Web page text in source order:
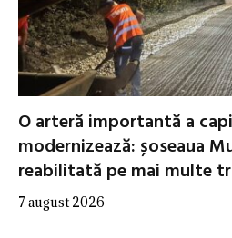
O arteră importantă a
modernizează: șoseaua
reabilitată pe mai multe
7 august 2026